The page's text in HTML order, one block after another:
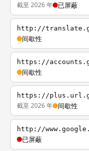
截至 2026 年 已屏蔽
http://
间歇性
https://
间歇性
https://
截至 2026 年 间歇性
http://
已屏蔽